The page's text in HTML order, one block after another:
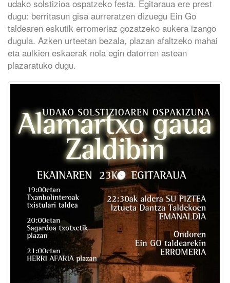
udako solstizioa ospatzeko festa. Egitaraua ere prest
dugu: berritasun gisa aurreratzen dizuegu Ein Go
taldearen eskutik erromeriaz gozatzeko aukera izango
dugula. Azken urteetan bezala, plazan afaltzeko mahai
eta aulkien eskaerak nola egin datorren astean
plazaratuko dugu.